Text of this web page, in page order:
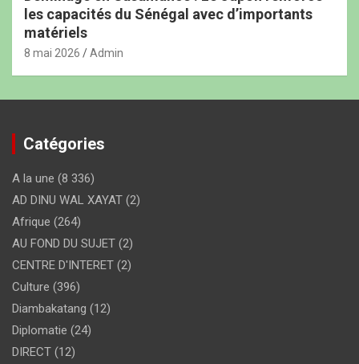
les capacités du Sénégal avec d’importants
matériels
8 mai 2026 Admin
Catégories
A la une (8 336)
AD DINU WAL XAYAT (2)
Afrique (264)
AU FOND DU SUJET (2)
CENTRE D'INTERET (2)
Culture (396)
Diambakatang (12)
Diplomatie (24)
DIRECT (12)